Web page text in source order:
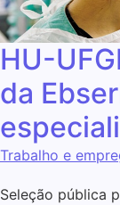
HU-
da
Trabalho e
Seleção pública